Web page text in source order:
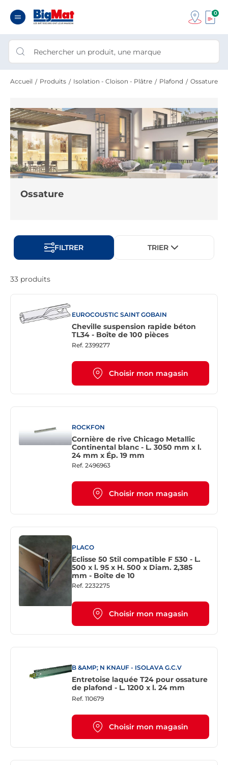
0
Accueil Produits Isolation - Cloison - Plâtre Plafond Ossature
Ossature
FILTRER TRIER
33 produits
EUROCOUSTIC SAINT GOBAIN
Cheville suspension rapide béton
TL34 - Boîte de 100 pièces
Ref. 2399277
Choisir mon magasin
ROCKFON
Cornière de rive Chicago Metallic
Continental blanc - L. 3050 mm x l.
24 mm x Ép. 19 mm
Ref. 2496963
Choisir mon magasin
PLACO
Eclisse 50 Stil compatible F 530 - L.
500 x l. 95 x H. 500 x Diam. 2,385
mm - Boîte de 10
Ref. 2232275
Choisir mon magasin
B &AMP; N KNAUF - ISOLAVA G.C.V
Entretoise laquée T24 pour ossature
de plafond - L. 1200 x l. 24 mm
Ref. 110679
Choisir mon magasin